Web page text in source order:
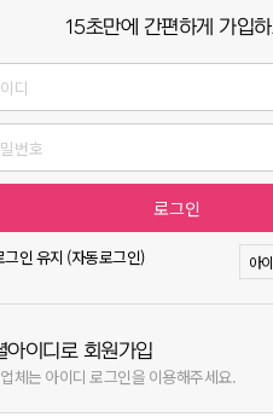
15초만에 간편하게 가입
그인 유지 (자동로그인) 아
아이디로 회원가입
체는 아이디 로그인을 이용해주세요.